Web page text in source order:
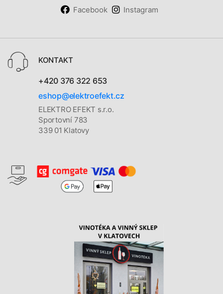
Facebook Instagram
KONTAKT
+420 376 322 653
eshop@elektroefekt.cz
ELEKTRO EFEKT s.r.o.
Sportovní 783
339 01 Klatovy